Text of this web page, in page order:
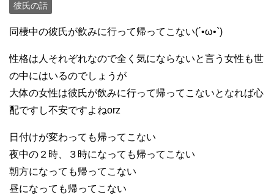
彼氏の話
同棲中の彼氏が飲みに行って帰ってこない(´•ω•`)
性格は人それぞれなので全く気にならないと言う女性も世
の中にはいるのでしょうが
大体の女性は彼氏が飲みに行って帰ってこないとなれば心
配ですし不安ですよねorz
日付けが変わっても帰ってこない
夜中の２時、３時になっても帰ってこない
朝方になっても帰ってこない
昼になっても帰ってこない